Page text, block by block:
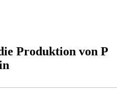
AV-Magazin-Redaktion 13.02.2014
Produktion von P